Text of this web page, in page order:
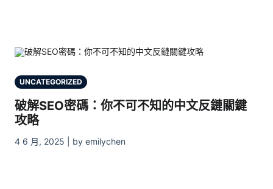
UNCATEGORIZED
破解SEO密碼：你不可不知的中文反鏈關鍵
攻略
4 6 月, 2025 | by emilychen